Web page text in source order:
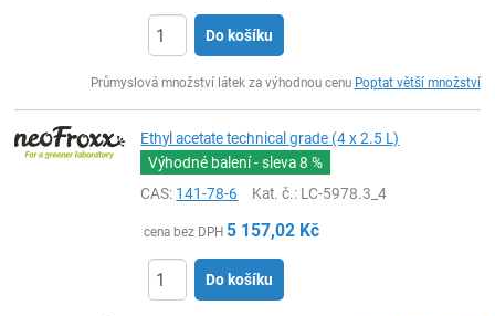
Do košíku
Průmyslová množství látek za výhodnou cenu Poptat větší množství
Ethyl acetate technical grade (4 x 2.5 L)
Výhodné balení - sleva8 %
CAS: 141-78-6 Kat. č.: LC-5978.3_4
cena bez DPH 5 157,02 Kč
Do košíku